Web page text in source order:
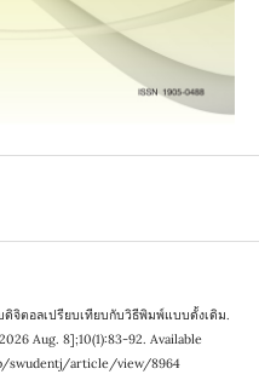
จิตอลเปรียบเทียบกับวิธีพิมพ์แบบดั้งเดิม.
Aug. 8];10(1):83-92. Available
swudentj/article/view/8964